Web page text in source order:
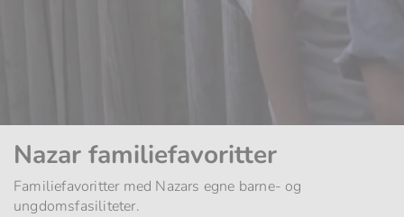
Nazar familiefavoritter
Familiefavoritter med Nazars egne barne- og
ungdomsfasiliteter.